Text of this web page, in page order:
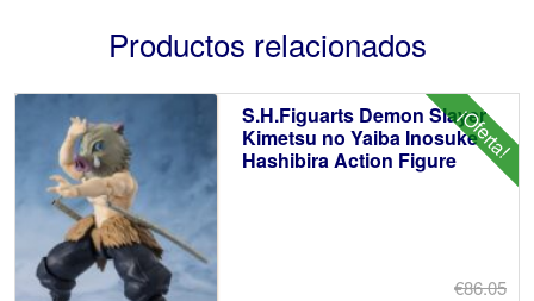
Productos relacionados
¡Oferta!
S.H.Figuarts Demon Slayer
Kimetsu no Yaiba Inosuke
Hashibira Action Figure
€86.05